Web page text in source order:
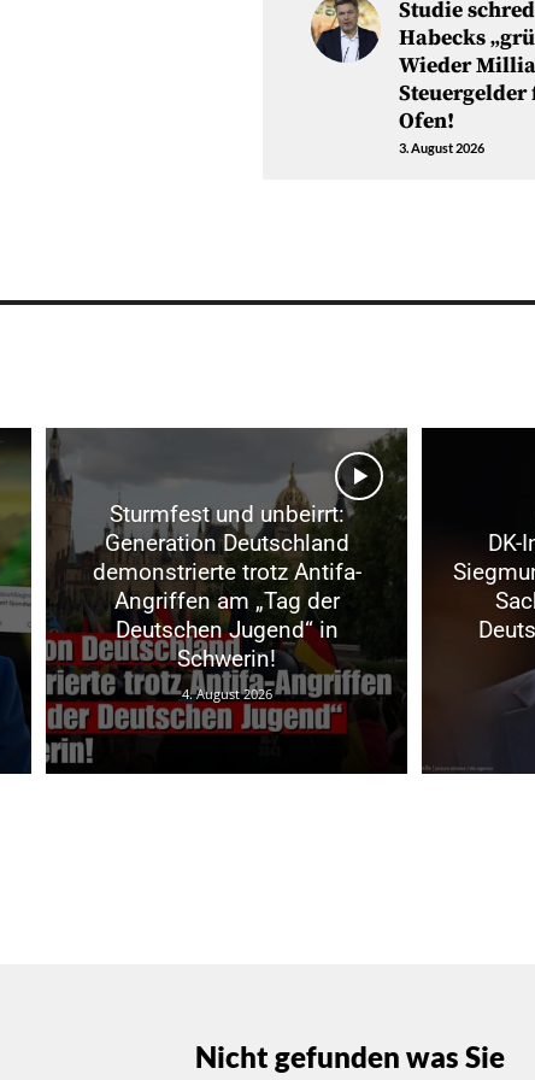
Studie
Habecks
Wieder
Steuergelder
Ofen!
3. August 2026
Sturmfest und unbeirrt:
Generation Deutschland
demonstrierte trotz Antifa-
Angriffen am „Tag der
Deutschen Jugend“ in
Schwerin!
4. August 2026
DK-
Nicht gefunden was Sie